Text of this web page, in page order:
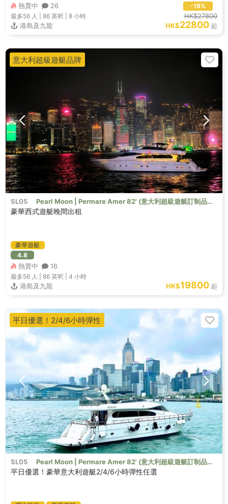
熱賣中 26
最多56人 | 86 英呎 8 小時
港島及九龍
-18%
HK$27800
HK$22800 起
SL05
Pearl Moon | Permare Amer 82' (意大利超級遊艇訂制品
牌）
豪華西式遊艇晚間出租
豪華遊艇
4.8
熱賣中 16
最多56人 | 86 英呎 4 小時
港島及九龍 HK$19800 起
意大利超級遊艇品牌
SL05
Pearl Moon | Permare Amer 82' (意大利超級遊艇訂制品
牌）
平日優選！豪華意大利遊艇2/4/6小時彈性任選
平日優選！2/4/6小時彈性